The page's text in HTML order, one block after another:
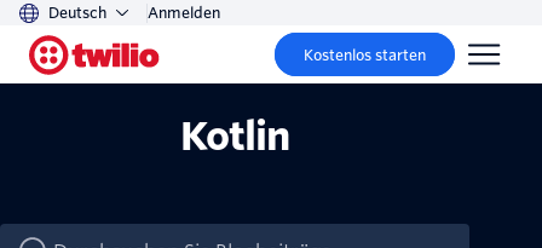
Deutsch Anmelden
Kostenlos starten
Kotlin